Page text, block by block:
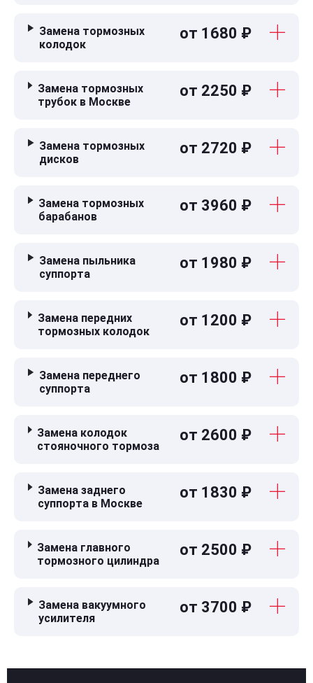
Замена тормозных
колодок
от 1680 ₽
Замена тормозных
трубок в Москве
от 2250 ₽
Замена тормозных
дисков
от 2720 ₽
Замена тормозных
барабанов
от 3960 ₽
Замена пыльника
суппорта
от 1980 ₽
Замена передних
тормозных колодок
от 1200 ₽
Замена переднего
суппорта
от 1800 ₽
Замена колодок
стояночного тормоза
от 2600 ₽
Замена заднего
суппорта в Москве
от 1830 ₽
Замена главного
тормозного цилиндра
от 2500 ₽
Замена вакуумного
усилителя
от 3700 ₽